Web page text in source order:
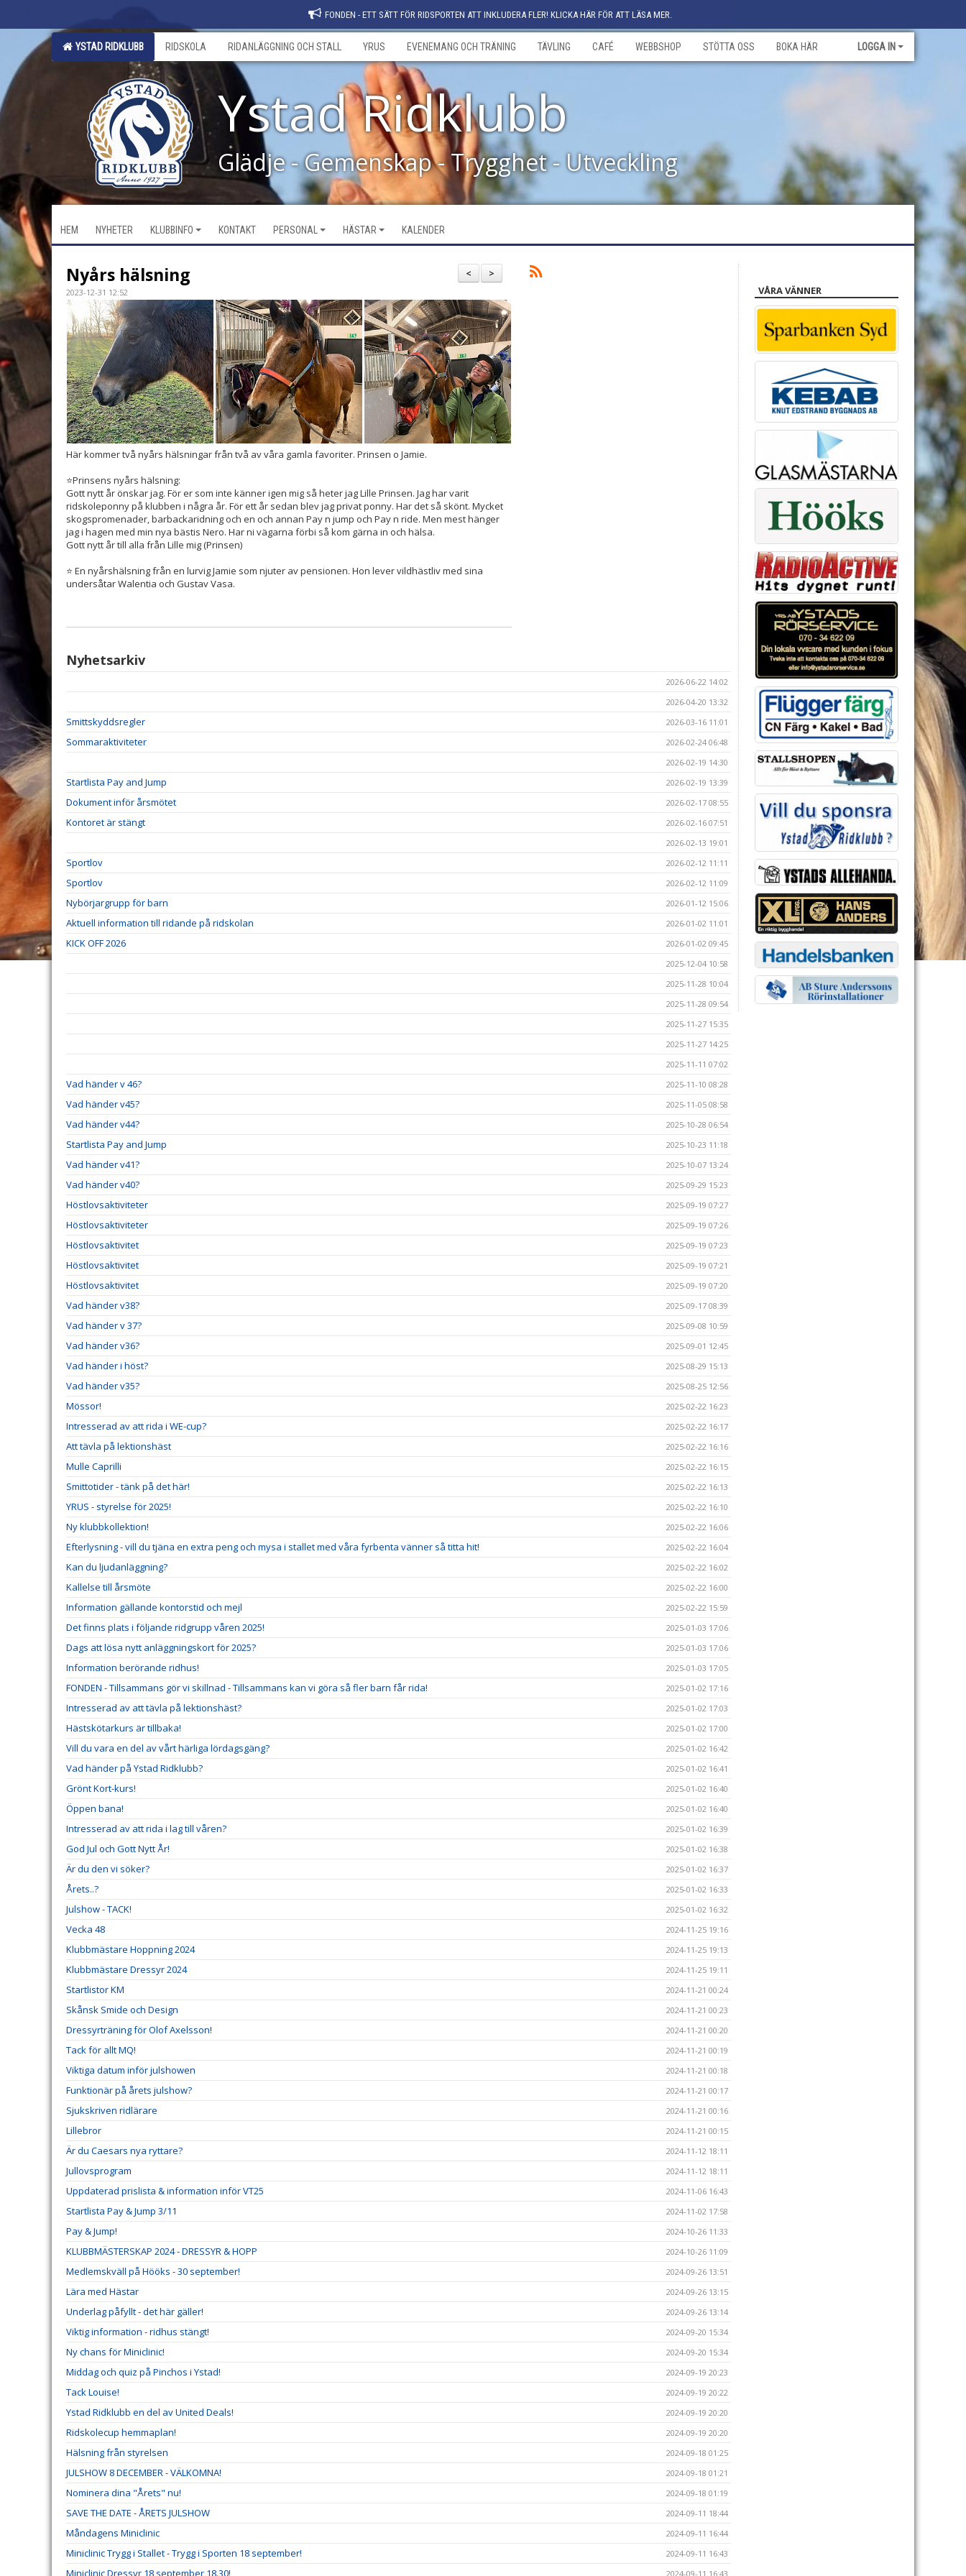
FONDEN - ETT SÄTT FÖR RIDSPORTEN ATT INKLUDERA FLER! KLICKA HÄR FÖR ATT LÄSA MER.
YSTAD RIDKLUBB RIDSKOLA RIDANLÄGGNING OCH STALL YRUS EVENEMANG OCH TRÄNING TÄVLING CAFÉ WEBBSHOP STÖTTA OSS BOKA HÄR LOGGA IN
Ystad Ridklubb
Glädje - Gemenskap - Trygghet - Utveckling
HEM NYHETER KLUBBINFO KONTAKT PERSONAL HÄSTAR KALENDER
>
<
Nyårs hälsning
2023-12-31 12:52
Här kommer två nyårs hälsningar från två av våra gamla favoriter. Prinsen o Jamie.
⭐️Prinsens nyårs hälsning:
Gott nytt år önskar jag. För er som inte känner igen mig så heter jag Lille Prinsen. Jag har varit
ridskoleponny på klubben i några år. För ett år sedan blev jag privat ponny. Har det så skönt. Mycket
skogspromenader, barbackaridning och en och annan Pay n jump och Pay n ride. Men mest hänger
jag i hagen med min nya bästis Nero. Har ni vägarna förbi så kom gärna in och hälsa.
Gott nytt år till alla från Lille mig (Prinsen)
⭐️ En nyårshälsning från en lurvig Jamie som njuter av pensionen. Hon lever vildhästliv med sina
undersåtar Walentia och Gustav Vasa.
Nyhetsarkiv
2026-06-22 14:02
2026-04-20 13:32
Smittskyddsregler 2026-03-16 11:01
Sommaraktiviteter
2026-02-24 06:48
2026-02-19 14:30
Startlista Pay and Jump 2026-02-19 13:39
Dokument inför årsmötet 2026-02-17 08:55
Kontoret är stängt
2026-02-16 07:51
2026-02-13 19:01
Sportlov 2026-02-12 11:11
Sportlov 2026-02-12 11:09
Nybörjargrupp för barn 2026-01-12 15:06
Aktuell information till ridande på ridskolan 2026-01-02 11:01
KICK OFF 2026
2026-01-02 09:45
2025-12-04 10:58
2025-11-28 10:04
2025-11-28 09:54
2025-11-27 15:35
2025-11-27 14:25
2025-11-11 07:02
Vad händer v 46? 2025-11-10 08:28
Vad händer v45? 2025-11-05 08:58
Vad händer v44? 2025-10-28 06:54
Startlista Pay and Jump 2025-10-23 11:18
Vad händer v41? 2025-10-07 13:24
Vad händer v40? 2025-09-29 15:23
Höstlovsaktiviteter 2025-09-19 07:27
Höstlovsaktiviteter 2025-09-19 07:26
Höstlovsaktivitet 2025-09-19 07:23
Höstlovsaktivitet 2025-09-19 07:21
Höstlovsaktivitet 2025-09-19 07:20
Vad händer v38? 2025-09-17 08:39
Vad händer v 37? 2025-09-08 10:59
Vad händer v36? 2025-09-01 12:45
Vad händer i höst? 2025-08-29 15:13
Vad händer v35? 2025-08-25 12:56
Mössor! 2025-02-22 16:23
Intresserad av att rida i WE-cup? 2025-02-22 16:17
Att tävla på lektionshäst 2025-02-22 16:16
Mulle Caprilli 2025-02-22 16:15
Smittotider - tänk på det här! 2025-02-22 16:13
YRUS - styrelse för 2025! 2025-02-22 16:10
Ny klubbkollektion! 2025-02-22 16:06
Efterlysning - vill du tjäna en extra peng och mysa i stallet med våra fyrbenta vänner så titta hit! 2025-02-22 16:04
Kan du ljudanläggning? 2025-02-22 16:02
Kallelse till årsmöte 2025-02-22 16:00
Information gällande kontorstid och mejl 2025-02-22 15:59
Det finns plats i följande ridgrupp våren 2025! 2025-01-03 17:06
Dags att lösa nytt anläggningskort för 2025? 2025-01-03 17:06
Information berörande ridhus! 2025-01-03 17:05
FONDEN - Tillsammans gör vi skillnad - Tillsammans kan vi göra så fler barn får rida! 2025-01-02 17:16
Intresserad av att tävla på lektionshäst? 2025-01-02 17:03
Hästskötarkurs är tillbaka! 2025-01-02 17:00
Vill du vara en del av vårt härliga lördagsgäng? 2025-01-02 16:42
Vad händer på Ystad Ridklubb? 2025-01-02 16:41
Grönt Kort-kurs! 2025-01-02 16:40
Öppen bana! 2025-01-02 16:40
Intresserad av att rida i lag till våren? 2025-01-02 16:39
God Jul och Gott Nytt År! 2025-01-02 16:38
Är du den vi söker? 2025-01-02 16:37
Årets..? 2025-01-02 16:33
Julshow - TACK! 2025-01-02 16:32
Vecka 48 2024-11-25 19:16
Klubbmästare Hoppning 2024 2024-11-25 19:13
Klubbmästare Dressyr 2024 2024-11-25 19:11
Startlistor KM 2024-11-21 00:24
Skånsk Smide och Design 2024-11-21 00:23
Dressyrträning för Olof Axelsson! 2024-11-21 00:20
Tack för allt MQ! 2024-11-21 00:19
Viktiga datum inför julshowen 2024-11-21 00:18
Funktionär på årets julshow? 2024-11-21 00:17
Sjukskriven ridlärare 2024-11-21 00:16
Lillebror 2024-11-21 00:15
Är du Caesars nya ryttare? 2024-11-12 18:11
Jullovsprogram 2024-11-12 18:11
Uppdaterad prislista & information inför VT25 2024-11-06 16:43
Startlista Pay & Jump 3/11 2024-11-02 17:58
Pay & Jump! 2024-10-26 11:33
KLUBBMÄSTERSKAP 2024 - DRESSYR & HOPP 2024-10-26 11:09
Medlemskväll på Hööks - 30 september! 2024-09-26 13:51
Lära med Hästar 2024-09-26 13:15
Underlag påfyllt - det här gäller! 2024-09-26 13:14
Viktig information - ridhus stängt! 2024-09-20 15:34
Ny chans för Miniclinic! 2024-09-20 15:34
Middag och quiz på Pinchos i Ystad! 2024-09-19 20:23
Tack Louise! 2024-09-19 20:22
Ystad Ridklubb en del av United Deals! 2024-09-19 20:20
Ridskolecup hemmaplan! 2024-09-19 20:20
Hälsning från styrelsen 2024-09-18 01:25
JULSHOW 8 DECEMBER - VÄLKOMNA! 2024-09-18 01:21
Nominera dina "Årets" nu! 2024-09-18 01:19
SAVE THE DATE - ÅRETS JULSHOW 2024-09-11 18:44
Måndagens Miniclinic 2024-09-11 16:44
Miniclinic Trygg i Stallet - Trygg i Sporten 18 september! 2024-09-11 16:43
Miniclinic Dressyr 18 september 18.30! 2024-09-11 16:43
VÅRA VÄNNER